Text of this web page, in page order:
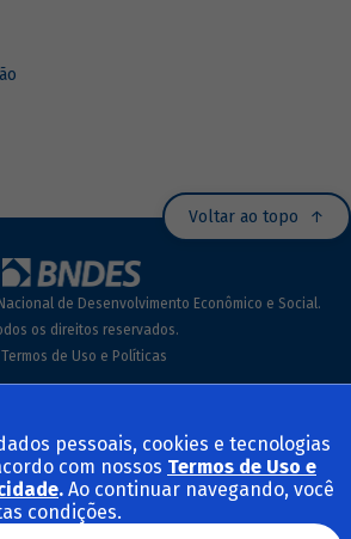
Voltar ao topo
de Desenvolvimento Econômico e Social.
os direitos reservados.
Termos de Uso e Políticas
pessoais, cookies e tecnologias
com nossos Termos de Uso e
. Ao continuar navegando, você
condições.